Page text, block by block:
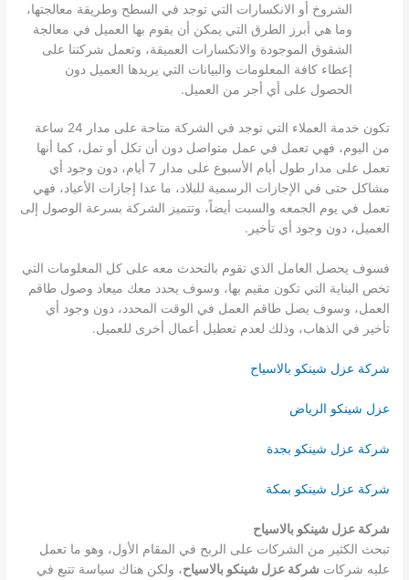
الشروخ أو الانكسارات التي توجد في السطح وطريقة معالجتها،
وما هي أبرز الطرق التي يمكن أن يقوم بها العميل في معالجة
الشقوق الموجودة والانكسارات العميقة، وتعمل شركتنا على
إعطاء كافة المعلومات والبيانات التي يريدها العميل دون
الحصول على أي أجر من العميل.
تكون خدمة العملاء التي توجد في الشركة متاحة على مدار 24 ساعة
من اليوم، فهي تعمل في عمل متواصل دون أن تكل أو تمل، كما أنها
تعمل على مدار طول أيام الأسبوع على مدار 7 أيام، دون وجود أي
مشاكل حتى في الإجازات الرسمية للبلاد، ما عدا إجازات الأعياد، فهي
تعمل في يوم الجمعه والسبت أيضاً، وتتميز الشركة بسرعة الوصول إلى
العميل، دون وجود أي تأخير.
فسوف يحصل العامل الذي تقوم بالتحدث معه على كل المعلومات التي
تخص البناية التي تكون مقيم بها، وسوف يحدد معك ميعاد وصول طاقم
العمل، وسوف يصل طاقم العمل في الوقت المحدد، دون وجود أي
تأخير في الذهاب، وذلك لعدم تعطيل أعمال أخرى للعميل.
شركة عزل شينكو بالاسياح
عزل شينكو الرياض
شركة عزل شينكو بجدة
شركة عزل شينكو بمكة
شركة عزل شينكو بالاسياح
تبحث الكثير من الشركات على الربح في المقام الأول، وهو ما تعمل
عليه شركات شركة عزل شينكو بالاسياح، ولكن هناك سياسة تتبع في